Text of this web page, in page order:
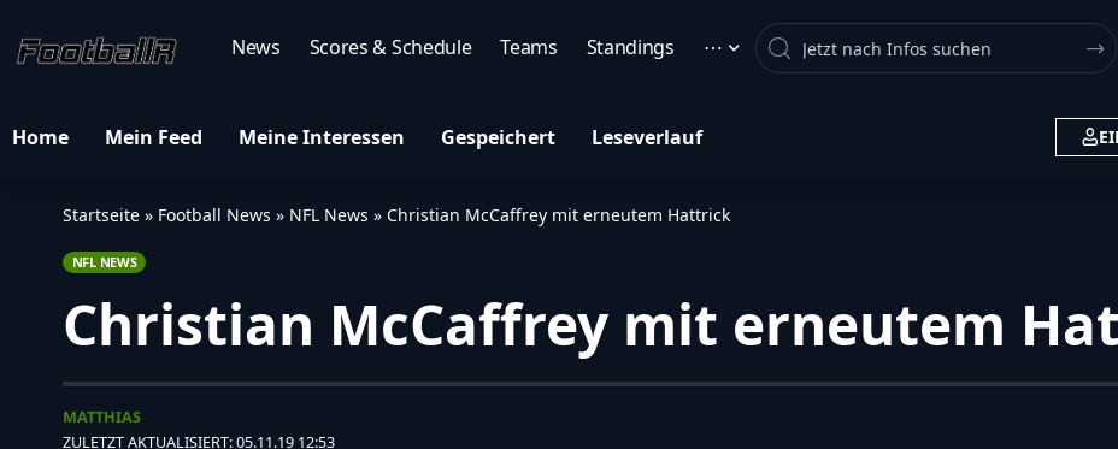
News Scores & Schedule Teams Standings ⋯ Search
Home Mein Feed Meine Interessen Gespeichert Leseverlauf
Startseite » Football News » NFL News » Christian McCaffrey mit erneutem Hattrick
NFL NEWS
Christian McCaffrey mit erneutem
ZULETZT AKTUALISIERT: 05.11.19 12:53
MATTHIAS